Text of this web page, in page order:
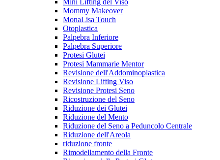
Mommy Makeover
MonaLisa Touch
Otoplastica
Palpebra Inferiore
Palpebra Superiore
Protesi Glutei
Protesi Mammarie Mentor
Revisione dell'Addominoplastica
Revisione Lifting Viso
Revisione Protesi Seno
Ricostruzione del Seno
Riduzione dei Glutei
Riduzione del Mento
Riduzione del Seno a Peduncolo Centrale
Riduzione dell'Areola
riduzione fronte
Rimodellamento della Fronte